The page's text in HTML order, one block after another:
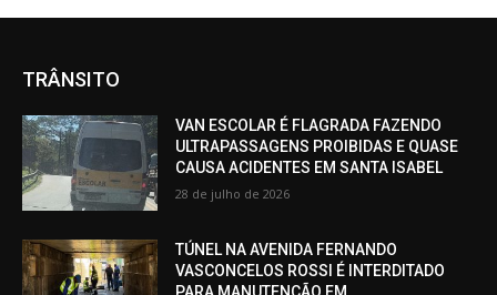
TRÂNSITO
VAN ESCOLAR É FLAGRADA FAZENDO
ULTRAPASSAGENS PROIBIDAS E QUASE
CAUSA ACIDENTES EM SANTA ISABEL
28 de julho de 2026
TÚNEL NA AVENIDA FERNANDO
VASCONCELOS ROSSI É INTERDITADO
PARA MANUTENÇÃO EM